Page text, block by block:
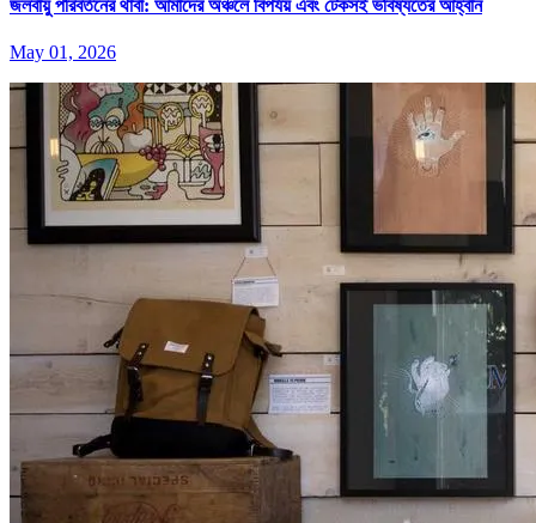
জলবায়ু পরিবর্তনের থাবা: আমাদের অঞ্চলে বিপর্যয় এবং টেকসই ভবিষ্যতের আহ্বান
May 01, 2026